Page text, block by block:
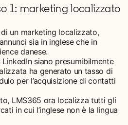
1: marketing localizzato
un marketing localizzato,
sia in inglese che in
danese.
siano presumibilmente
ha generato un tasso di
per l’acquisizione di contatti
LMS365 ora localizza tutti gli
in cui l’inglese non è la lingua